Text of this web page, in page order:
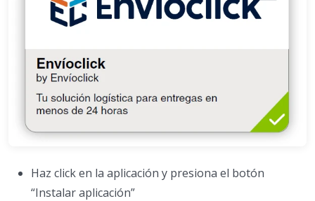
Haz click en la aplicación y presiona el botón
“Instalar aplicación”